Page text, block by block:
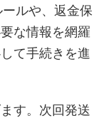
ルや、返金保
な情報を網羅
て手続きを進
す。次回発送